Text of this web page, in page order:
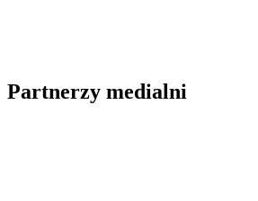
Partnerzy medialni